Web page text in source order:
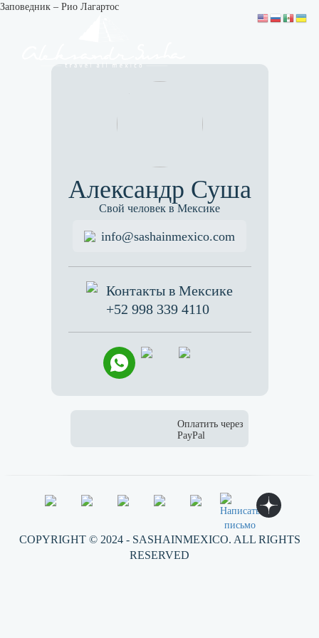
Заповедник – Рио Лагартос
Александр Суша
Свой человек в Мексике
info@sashainmexico.com
Контакты в Мексике
+52 998 339 4110
COPYRIGHT © 2024 - SASHAINMEXICO. ALL RIGHTS
RESERVED